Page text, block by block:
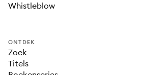
Whistleblow
ONTDEK
Zoek
Titels